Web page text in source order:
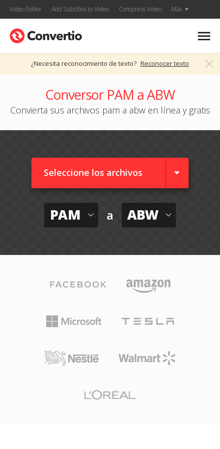
Video Editor Add Subtitles to Video Compress Video Más
¿Necesita reconocimiento de texto? Reconocer texto
Conversor PAM a ABW
Convierta sus archivos pam a abw en línea y gratis
Seleccione los archivos
PAM a ABW